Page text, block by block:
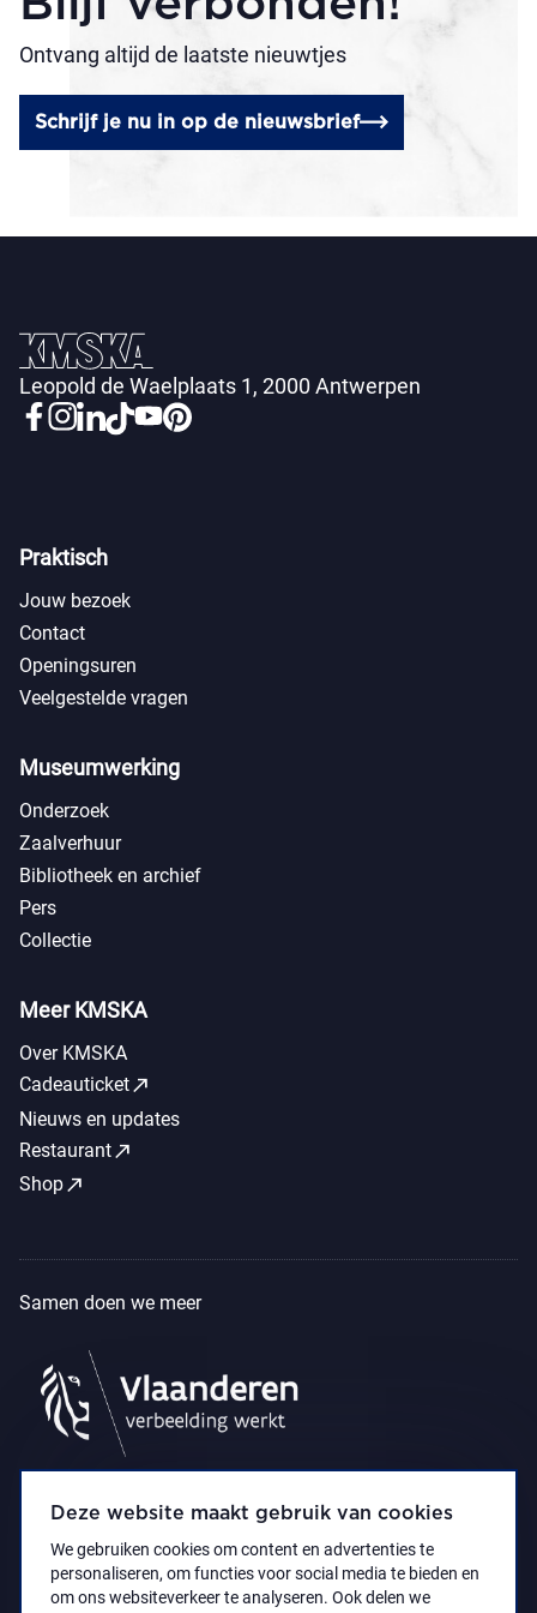
Deze website maakt gebruik van cookies
We gebruiken cookies om content en advertenties te
personaliseren, om functies voor social media te bieden en
om ons websiteverkeer te analyseren. Ook delen we
Ontvang altijd de laatste nieuwtjes
Schrijf je nu in op de nieuwsbrief
Leopold de Waelplaats 1, 2000 Antwerpen
Praktisch
Jouw bezoek
Contact
Openingsuren
Veelgestelde vragen
Museumwerking
Onderzoek
Zaalverhuur
Bibliotheek en archief
Pers
Collectie
Meer KMSKA
Over KMSKA
Cadeauticketcall_made
Nieuws en updates
Restaurantcall_made
Shopcall_made
Samen doen we meer